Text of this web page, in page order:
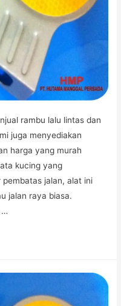
rambu lalu lintas dan
juga menyediakan
harga yang murah
kucing yang
jalan, alat ini
jalan raya biasa.
…